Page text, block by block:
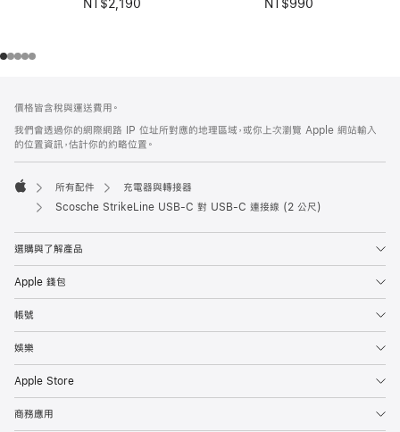
NT$2,190 NT$990
腳
腳
價格皆含稅與運送費用。
我們會透過你的網際網路 IP 位址所對應的地理區域，或你上次瀏覽 Apple 網站輸入
的位置資訊，估計你的約略位置。
Apple
所有配件
充電器與轉接器
Scosche StrikeLine USB-C 對 USB-C 連接線 (2 公尺)
選購與了解產品
Apple 錢包
帳號
娛樂
Apple Store
商務應用